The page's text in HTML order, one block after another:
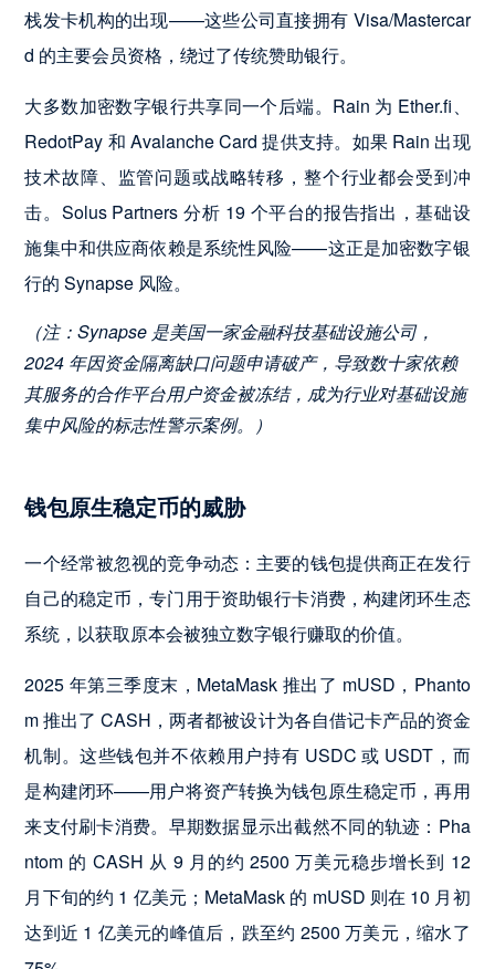
栈发卡机构的出现——这些公司直接拥有 Visa/Mastercar
d 的主要会员资格，绕过了传统赞助银行。
大多数加密数字银行共享同一个后端。Rain 为 Ether.fi、
RedotPay 和 Avalanche Card 提供支持。如果 Rain 出现
技术故障、监管问题或战略转移，整个行业都会受到冲
击。Solus Partners 分析 19 个平台的报告指出，基础设
施集中和供应商依赖是系统性风险——这正是加密数字银
行的 Synapse 风险。
（注：Synapse 是美国一家金融科技基础设施公司，
2024 年因资金隔离缺口问题申请破产，导致数十家依赖
其服务的合作平台用户资金被冻结，成为行业对基础设施
集中风险的标志性警示案例。）
钱包原生稳定币的威胁
一个经常被忽视的竞争动态：主要的钱包提供商正在发行
自己的稳定币，专门用于资助银行卡消费，构建闭环生态
系统，以获取原本会被独立数字银行赚取的价值。
2025 年第三季度末，MetaMask 推出了 mUSD，Phanto
m 推出了 CASH，两者都被设计为各自借记卡产品的资金
机制。这些钱包并不依赖用户持有 USDC 或 USDT，而
是构建闭环——用户将资产转换为钱包原生稳定币，再用
来支付刷卡消费。早期数据显示出截然不同的轨迹：Pha
ntom 的 CASH 从 9 月的约 2500 万美元稳步增长到 12
月下旬的约 1 亿美元；MetaMask 的 mUSD 则在 10 月初
达到近 1 亿美元的峰值后，跌至约 2500 万美元，缩水了